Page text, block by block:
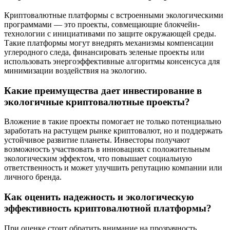
Криптовалютные платформы с встроенными экологическими
программами — это проекты, совмещающие блокчейн-
технологии с инициативами по защите окружающей среды.
Такие платформы могут внедрять механизмы компенсации
углеродного следа, финансировать зеленые проекты или
использовать энергоэффективные алгоритмы консенсуса для
минимизации воздействия на экологию.
Какие преимущества дает инвестирование в
экологичные криптовалютные проекты?
Вложение в такие проекты помогает не только потенциально
заработать на растущем рынке криптовалют, но и поддержать
устойчивое развитие планеты. Инвесторы получают
возможность участвовать в инновациях с положительным
экологическим эффектом, что повышает социальную
ответственность и может улучшить репутацию компании или
личного бренда.
Как оценить надежность и экологическую
эффективность криптовалютной платформы?
При оценке стоит обратить внимание на прозрачность